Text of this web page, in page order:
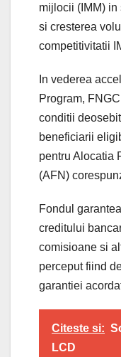
mijlocii (IMM)
si cresterea
competitivitatii
In vederea
Program,
conditii
beneficiarii
pentru Alocatia
(AFN)
Fondul
creditului
comisioane si
perceput fiind
garantiei
Citeste si:
LCD